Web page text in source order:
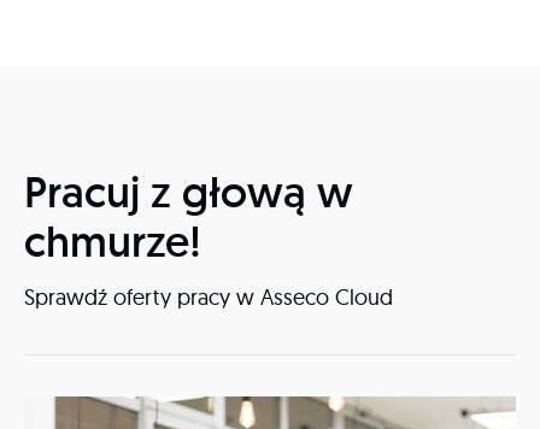
Pracuj z głową w
chmurze!
Sprawdź oferty pracy w Asseco Cloud